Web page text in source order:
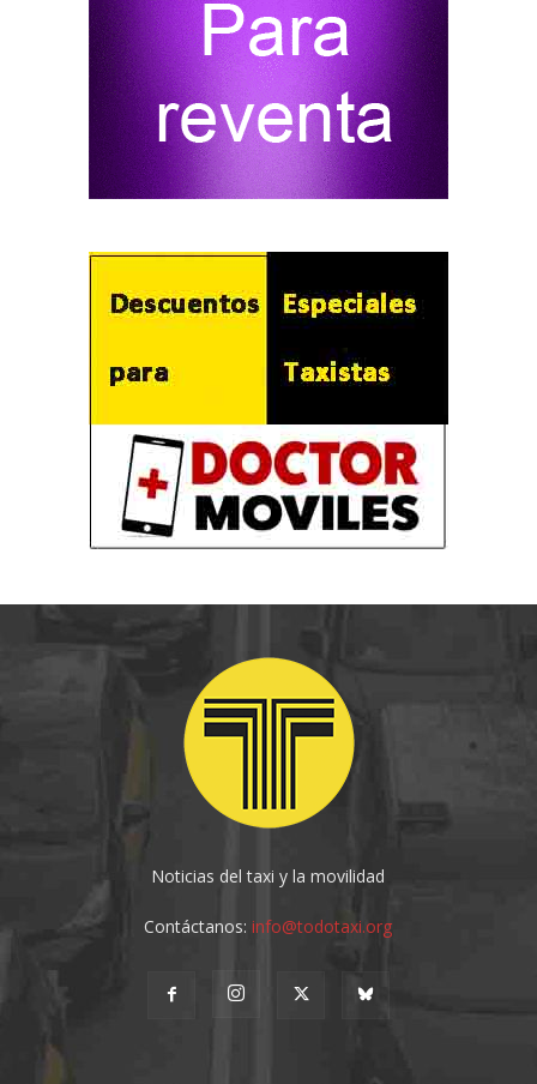
Noticias del taxi y la movilidad
Contáctanos:info@todotaxi.org